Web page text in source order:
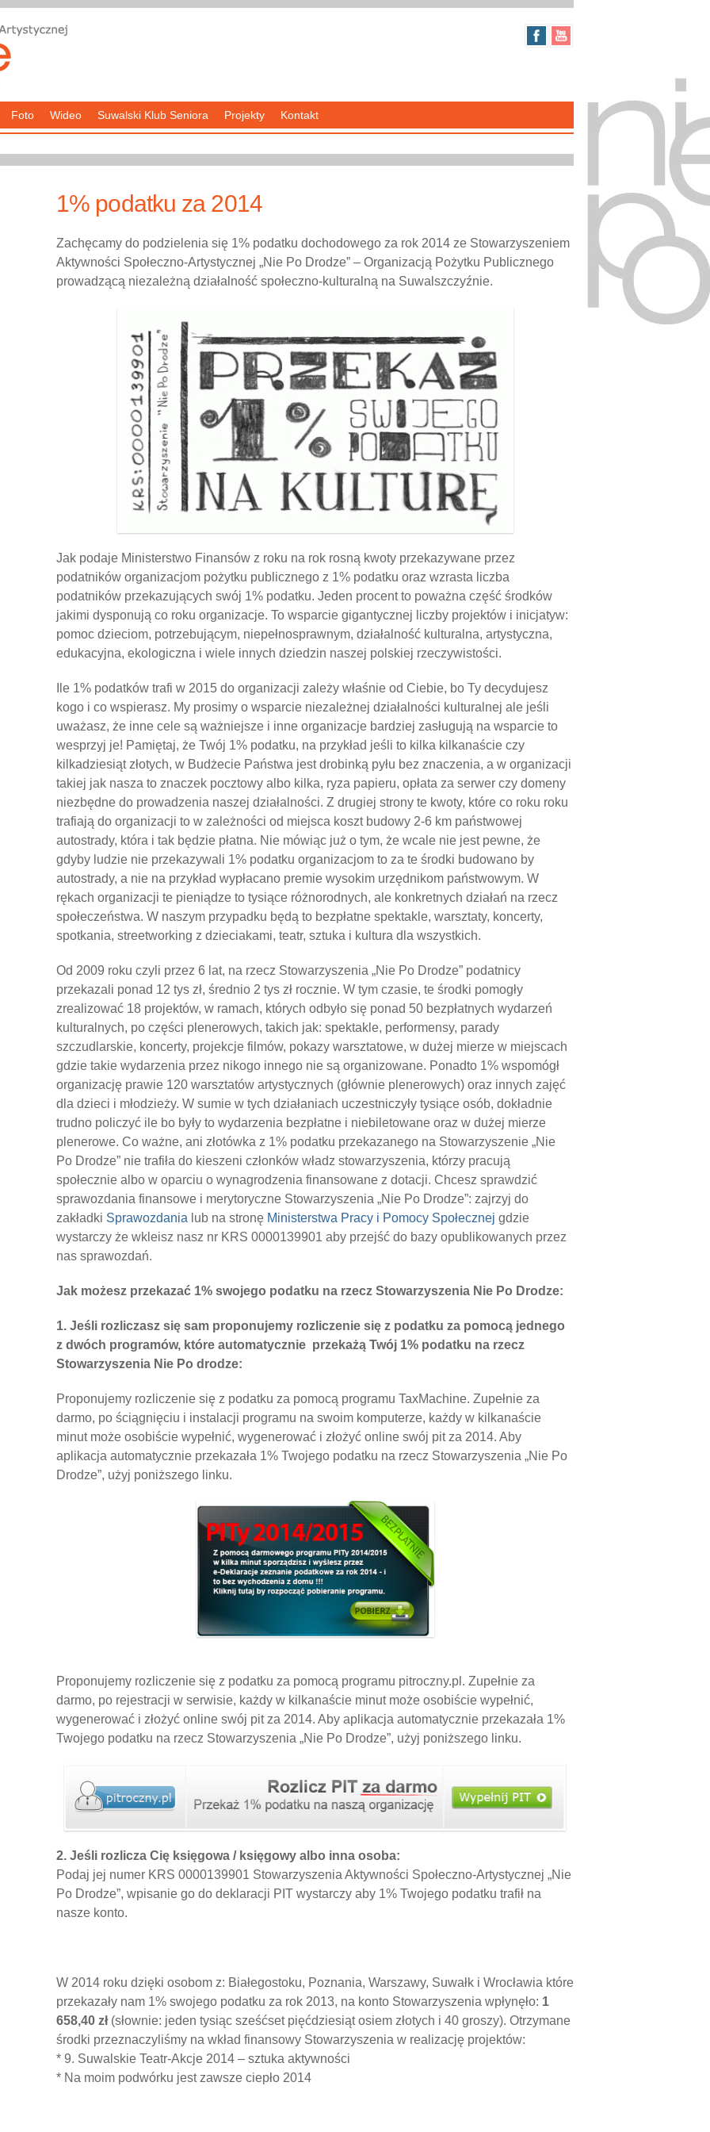
Foto Wideo Suwalski Klub Seniora Projekty Kontakt
1% podatku za 2014
Zachęcamy do podzielenia się 1% podatku dochodowego za rok 2014 ze Stowarzyszeniem
Aktywności Społeczno-Artystycznej „Nie Po Drodze” – Organizacją Pożytku Publicznego
prowadzącą niezależną działalność społeczno-kulturalną na Suwalszczyźnie.
Jak podaje Ministerstwo Finansów z roku na rok rosną kwoty przekazywane przez
podatników organizacjom pożytku publicznego z 1% podatku oraz wzrasta liczba
podatników przekazujących swój 1% podatku. Jeden procent to poważna część środków
jakimi dysponują co roku organizacje. To wsparcie gigantycznej liczby projektów i inicjatyw:
pomoc dzieciom, potrzebującym, niepełnosprawnym, działalność kulturalna, artystyczna,
edukacyjna, ekologiczna i wiele innych dziedzin naszej polskiej rzeczywistości.
Ile 1% podatków trafi w 2015 do organizacji zależy właśnie od Ciebie, bo Ty decydujesz
kogo i co wspierasz. My prosimy o wsparcie niezależnej działalności kulturalnej ale jeśli
uważasz, że inne cele są ważniejsze i inne organizacje bardziej zasługują na wsparcie to
wesprzyj je! Pamiętaj, że Twój 1% podatku, na przykład jeśli to kilka kilkanaście czy
kilkadziesiąt złotych, w Budżecie Państwa jest drobinką pyłu bez znaczenia, a w organizacji
takiej jak nasza to znaczek pocztowy albo kilka, ryza papieru, opłata za serwer czy domeny
niezbędne do prowadzenia naszej działalności. Z drugiej strony te kwoty, które co roku roku
trafiają do organizacji to w zależności od miejsca koszt budowy 2-6 km państwowej
autostrady, która i tak będzie płatna. Nie mówiąc już o tym, że wcale nie jest pewne, że
gdyby ludzie nie przekazywali 1% podatku organizacjom to za te środki budowano by
autostrady, a nie na przykład wypłacano premie wysokim urzędnikom państwowym. W
rękach organizacji te pieniądze to tysiące różnorodnych, ale konkretnych działań na rzecz
społeczeństwa. W naszym przypadku będą to bezpłatne spektakle, warsztaty, koncerty,
spotkania, streetworking z dzieciakami, teatr, sztuka i kultura dla wszystkich.
Od 2009 roku czyli przez 6 lat, na rzecz Stowarzyszenia „Nie Po Drodze” podatnicy
przekazali ponad 12 tys zł, średnio 2 tys zł rocznie. W tym czasie, te środki pomogły
zrealizować 18 projektów, w ramach, których odbyło się ponad 50 bezpłatnych wydarzeń
kulturalnych, po części plenerowych, takich jak: spektakle, performensy, parady
szczudlarskie, koncerty, projekcje filmów, pokazy warsztatowe, w dużej mierze w miejscach
gdzie takie wydarzenia przez nikogo innego nie są organizowane. Ponadto 1% wspomógł
organizację prawie 120 warsztatów artystycznych (głównie plenerowych) oraz innych zajęć
dla dzieci i młodzieży. W sumie w tych działaniach uczestniczyły tysiące osób, dokładnie
trudno policzyć ile bo były to wydarzenia bezpłatne i niebiletowane oraz w dużej mierze
plenerowe. Co ważne, ani złotówka z 1% podatku przekazanego na Stowarzyszenie „Nie
Po Drodze” nie trafiła do kieszeni członków władz stowarzyszenia, którzy pracują
społecznie albo w oparciu o wynagrodzenia finansowane z dotacji. Chcesz sprawdzić
sprawozdania finansowe i merytoryczne Stowarzyszenia „Nie Po Drodze”: zajrzyj do
zakładki Sprawozdania lub na stronę Ministerstwa Pracy i Pomocy Społecznej gdzie
wystarczy że wkleisz nasz nr KRS 0000139901 aby przejść do bazy opublikowanych przez
nas sprawozdań.
Jak możesz przekazać 1% swojego podatku na rzecz Stowarzyszenia Nie Po Drodze:
1. Jeśli rozliczasz się sam proponujemy rozliczenie się z podatku za pomocą jednego
z dwóch programów, które automatycznie przekażą Twój 1% podatku na rzecz
Stowarzyszenia Nie Po drodze:
Proponujemy rozliczenie się z podatku za pomocą programu TaxMachine. Zupełnie za
darmo, po ściągnięciu i instalacji programu na swoim komputerze, każdy w kilkanaście
minut może osobiście wypełnić, wygenerować i złożyć online swój pit za 2014. Aby
aplikacja automatycznie przekazała 1% Twojego podatku na rzecz Stowarzyszenia „Nie Po
Drodze”, użyj poniższego linku.
Proponujemy rozliczenie się z podatku za pomocą programu pitroczny.pl. Zupełnie za
darmo, po rejestracji w serwisie, każdy w kilkanaście minut może osobiście wypełnić,
wygenerować i złożyć online swój pit za 2014. Aby aplikacja automatycznie przekazała 1%
Twojego podatku na rzecz Stowarzyszenia „Nie Po Drodze”, użyj poniższego linku.
2. Jeśli rozlicza Cię księgowa / księgowy albo inna osoba:
Podaj jej numer KRS 0000139901 Stowarzyszenia Aktywności Społeczno-Artystycznej „Nie
Po Drodze”, wpisanie go do deklaracji PIT wystarczy aby 1% Twojego podatku trafił na
nasze konto.
W 2014 roku dzięki osobom z: Białegostoku, Poznania, Warszawy, Suwałk i Wrocławia które
przekazały nam 1% swojego podatku za rok 2013, na konto Stowarzyszenia wpłynęło: 1
658,40 zł(słownie: jeden tysiąc sześćset pięćdziesiąt osiem złotych i 40 groszy). Otrzymane
środki przeznaczyliśmy na wkład finansowy Stowarzyszenia w realizację projektów:
* 9. Suwalskie Teatr-Akcje 2014 – sztuka aktywności
* Na moim podwórku jest zawsze ciepło 2014